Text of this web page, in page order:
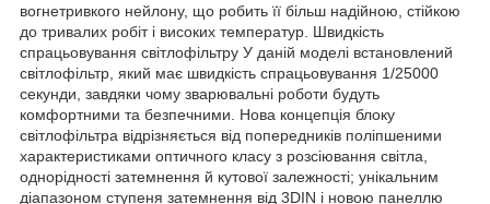
вогнетривкого нейлону, що робить її більш надійною, стійкою
до тривалих робіт і високих температур. Швидкість
спрацьовування світлофільтру У даній моделі встановлений
світлофільтр, який має швидкість спрацьовування 1/25000
секунди, завдяки чому зварювальні роботи будуть
комфортними та безпечними. Нова концепція блоку
світлофільтра відрізняється від попередників поліпшеними
характеристиками оптичного класу з розсіювання світла,
однорідності затемнення й кутової залежності; унікальним
діапазоном ступеня затемнення від 3DIN і новою панеллю